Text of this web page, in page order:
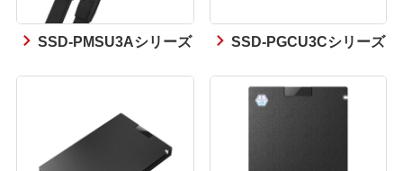
SSD-PMSU3Aシリーズ SSD-PGCU3Cシリーズ